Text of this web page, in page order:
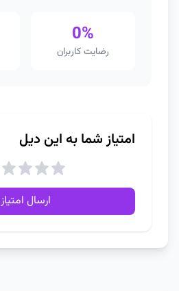
0%
رضایت کاربران
امتیاز شما به این دیل
ارسال امتیاز